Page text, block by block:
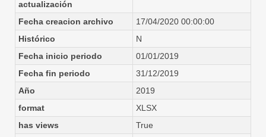
actualización
Fecha creacion archivo
17/04/2020 00:00:00
Histórico
N
Fecha inicio periodo
01/01/2019
Fecha fin periodo
31/12/2019
Año
2019
format
XLSX
has views
True